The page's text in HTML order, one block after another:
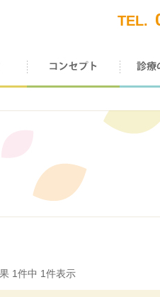
TEL.
1件中 1件表示